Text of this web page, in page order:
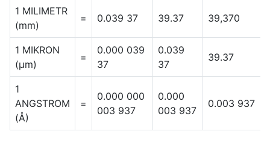
1 MILIMETR
(mm)
= 0.039 37 39.37 39,370
1 MIKRON
(μm)
=
0.000 039
37
0.039
37
39.37
1
ANGSTROM
(Å)
=
0.000 000
003 937
0.000
003 937
0.003 937